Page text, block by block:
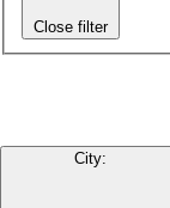
Close filter
City: